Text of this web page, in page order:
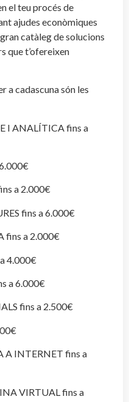
el teu procés de
ajudes econòmiques
catàleg de solucions
que t’ofereixen
a cadascuna són les
I ANALÍTICA fins a
a 2.000€
fins a 6.000€
fins a 2.000€
4.000€
a 6.000€
fins a 2.500€
A INTERNET fins a
VIRTUAL fins a